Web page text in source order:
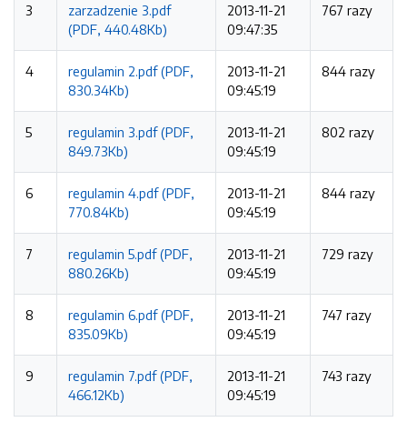
3
zarzadzenie 3.pdf
(PDF, 440.48Kb)
2013-11-21
09:47:35
767 razy
4
regulamin 2.pdf (PDF,
830.34Kb)
2013-11-21
09:45:19
844 razy
5
regulamin 3.pdf (PDF,
849.73Kb)
2013-11-21
09:45:19
802 razy
6
regulamin 4.pdf (PDF,
770.84Kb)
2013-11-21
09:45:19
844 razy
7
regulamin 5.pdf (PDF,
880.26Kb)
2013-11-21
09:45:19
729 razy
8
regulamin 6.pdf (PDF,
835.09Kb)
2013-11-21
09:45:19
747 razy
9
regulamin 7.pdf (PDF,
466.12Kb)
2013-11-21
09:45:19
743 razy